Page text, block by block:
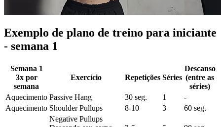
Exemplo de plano de treino para iniciante
- semana 1
Semana 1
3x por
semana
Exercício Repetições Séries
Descanso
(entre as
séries)
Aquecimento Passive Hang 30 seg. 1
-
Aquecimento Shoulder Pullups 8-10 3 60 seg.
Negative Pullups